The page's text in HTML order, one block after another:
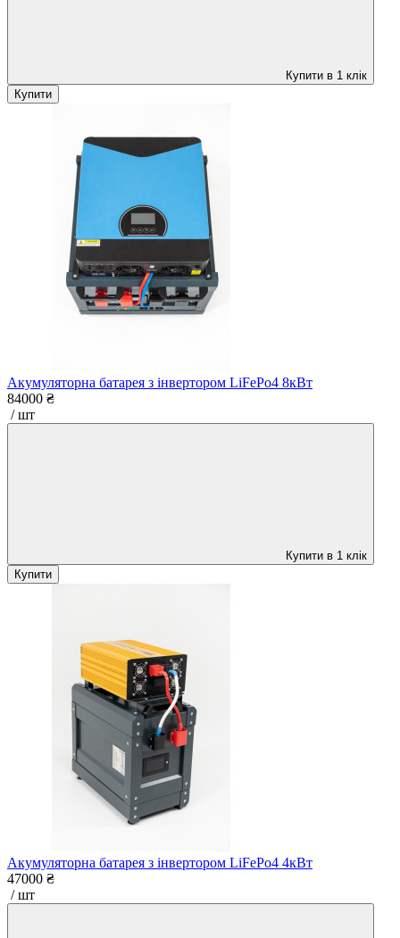
Купити в 1 клік
Купити
Акумуляторна батарея з інвертором LiFePo4 8кВт
84000 ₴
/ шт
Купити в 1 клік
Купити
Акумуляторна батарея з інвертором LiFePo4 4кВт
47000 ₴
/ шт